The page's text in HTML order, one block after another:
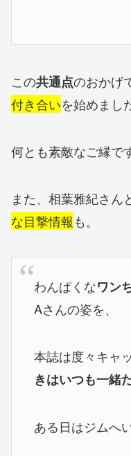
この共通点のおかげ
付き合いを始めまし
何とも素敵なご縁で
また、相葉雅紀さん
な目撃情報も。
わんぱくなワン
Aさんの姿を、
本誌は度々キャ
きはいつも一緒
ある日はジムへ